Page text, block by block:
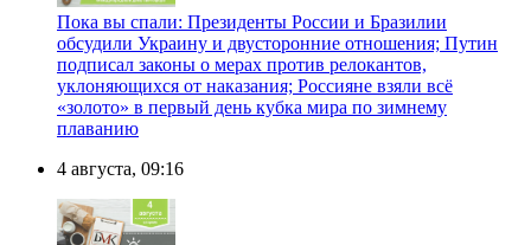
Пока вы спали: Президенты России и Бразилии
обсудили Украину и двусторонние отношения; Путин
подписал законы о мерах против релокантов,
уклоняющихся от наказания; Россияне взяли всё
«золото» в первый день кубка мира по зимнему
плаванию
4 августа, 09:16